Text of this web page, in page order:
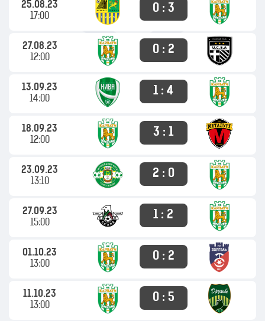
25.08.23
17:00
0 : 3
27.08.23
12:00
0 : 2
13.09.23
14:00
1 : 4
18.09.23
12:00
3 : 1
23.09.23
13:10
2 : 0
27.09.23
15:00
1 : 2
01.10.23
13:00
0 : 2
11.10.23
13:00
0 : 5